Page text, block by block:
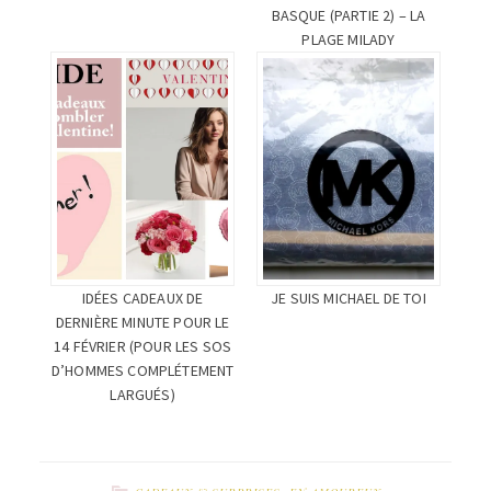
BASQUE (PARTIE 2) – LA
PLAGE MILADY
IDÉES CADEAUX DE
DERNIÈRE MINUTE POUR LE
14 FÉVRIER (POUR LES SOS
D’HOMMES COMPLÉTEMENT
LARGUÉS)
JE SUIS MICHAEL DE TOI